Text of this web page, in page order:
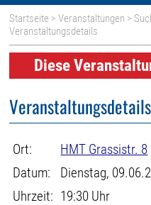
Startseite >Veranstaltungen >
Veranstaltungsdetails
Diese
Veranstaltungsdetails
Ort: HMT Grassistr. 8
Datum:
Dienstag,
Uhrzeit: 19:30 Uhr